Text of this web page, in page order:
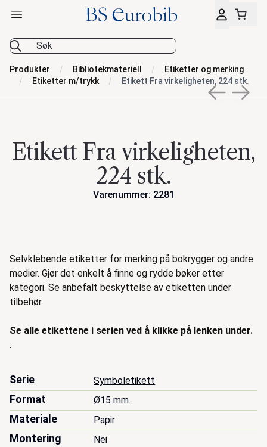
BS Eurobib
Åpne hovedmeny
Produkter Bibliotekmateriell
Etiketter og merking
Etiketter m/trykk
Etikett Fra virkeligheten, 224 stk.
Previous
Next
Etikett Fra virkeligheten,
224 stk.
Varenummer: 2281
Beskrivelse
Selvklebende etiketter for merking på bokrygger og andre
medier. Gjør det enkelt å finne og rydde bøker etter
kategori. Se anbefalt beskyttelse av etiketten under
tilbehør.
Se alle etikettene i serien ved å klikke på lenken under.
.
Serie Symboletikett
Format Ø15 mm.
Materiale Papir
Montering Nei